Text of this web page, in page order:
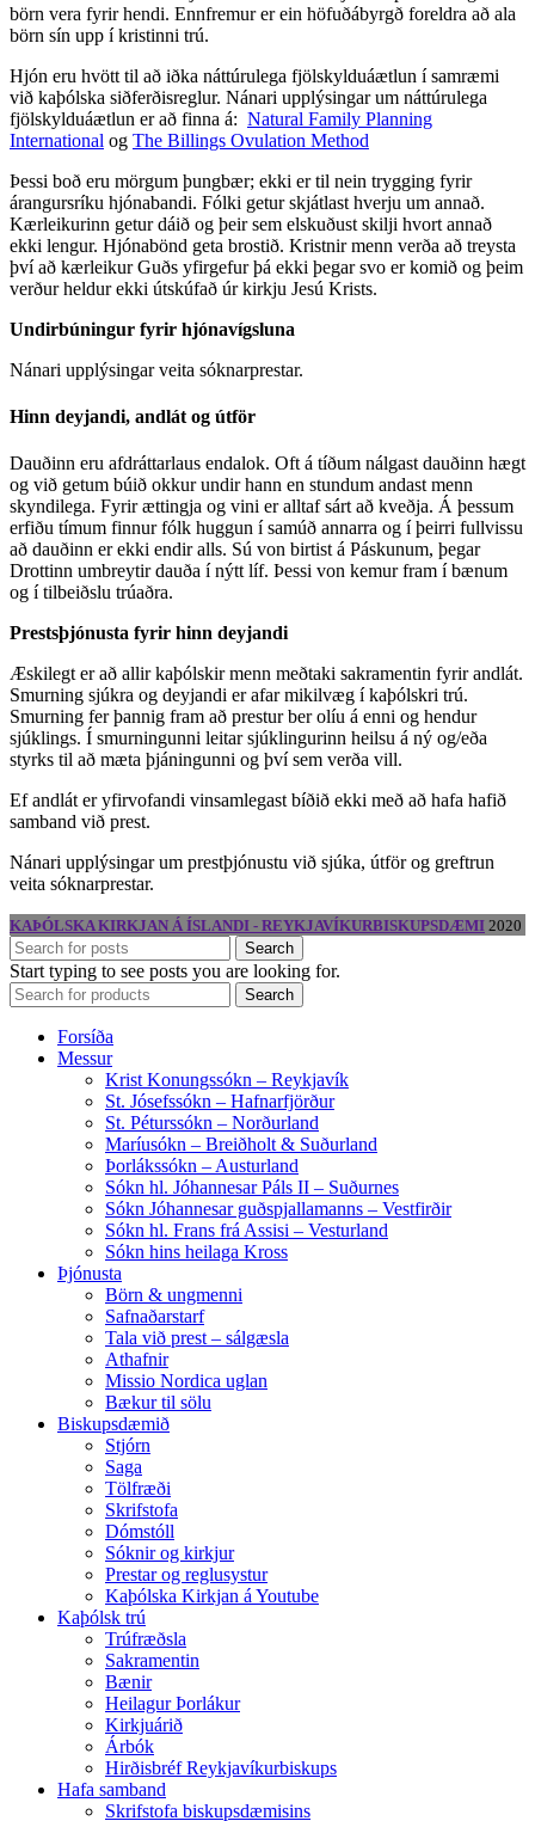
börn vera fyrir hendi. Ennfremur er ein höfuðábyrgð foreldra að ala
börn sín upp í kristinni trú.
Hjón eru hvött til að iðka náttúrulega fjölskylduáætlun í samræmi
við kaþólska siðferðisreglur. Nánari upplýsingar um náttúrulega
fjölskylduáætlun er að finna á: Natural Family Planning
International og The Billings Ovulation Method
Þessi boð eru mörgum þungbær; ekki er til nein trygging fyrir
árangursríku hjónabandi. Fólki getur skjátlast hverju um annað.
Kærleikurinn getur dáið og þeir sem elskuðust skilji hvort annað
ekki lengur. Hjónabönd geta brostið. Kristnir menn verða að treysta
því að kærleikur Guðs yfirgefur þá ekki þegar svo er komið og þeim
verður heldur ekki útskúfað úr kirkju Jesú Krists.
Undirbúningur fyrir hjónavígsluna
Nánari upplýsingar veita sóknarprestar.
Hinn deyjandi, andlát og útför
Dauðinn eru afdráttarlaus endalok. Oft á tíðum nálgast dauðinn hægt
og við getum búið okkur undir hann en stundum andast menn
skyndilega. Fyrir ættingja og vini er alltaf sárt að kveðja. Á þessum
erfiðu tímum finnur fólk huggun í samúð annarra og í þeirri fullvissu
að dauðinn er ekki endir alls. Sú von birtist á Páskunum, þegar
Drottinn umbreytir dauða í nýtt líf. Þessi von kemur fram í bænum
og í tilbeiðslu trúaðra.
Prestsþjónusta fyrir hinn deyjandi
Æskilegt er að allir kaþólskir menn meðtaki sakramentin fyrir andlát.
Smurning sjúkra og deyjandi er afar mikilvæg í kaþólskri trú.
Smurning fer þannig fram að prestur ber olíu á enni og hendur
sjúklings. Í smurningunni leitar sjúklingurinn heilsu á ný og/eða
styrks til að mæta þjáningunni og því sem verða vill.
Ef andlát er yfirvofandi vinsamlegast bíðið ekki með að hafa hafið
samband við prest.
Nánari upplýsingar um prestþjónustu við sjúka, útför og greftrun
veita sóknarprestar.
KAÞÓLSKA KIRKJAN Á ÍSLANDI - REYKJAVÍKURBISKUPSDÆMI 2020
Search
Start typing to see posts you are looking for.
Search
Forsíða
Messur
Krist Konungssókn – Reykjavík
St. Jósefssókn – Hafnarfjörður
St. Péturssókn – Norðurland
Maríusókn – Breiðholt & Suðurland
Þorlákssókn – Austurland
Sókn hl. Jóhannesar Páls II – Suðurnes
Sókn Jóhannesar guðspjallamanns – Vestfirðir
Sókn hl. Frans frá Assisi – Vesturland
Sókn hins heilaga Kross
Þjónusta
Börn & ungmenni
Safnaðarstarf
Tala við prest – sálgæsla
Athafnir
Missio Nordica uglan
Bækur til sölu
Biskupsdæmið
Stjórn
Saga
Tölfræði
Skrifstofa
Dómstóll
Sóknir og kirkjur
Prestar og reglusystur
Kaþólska Kirkjan á Youtube
Kaþólsk trú
Trúfræðsla
Sakramentin
Bænir
Heilagur Þorlákur
Kirkjuárið
Árbók
Hirðisbréf Reykjavíkurbiskups
Hafa samband
Skrifstofa biskupsdæmisins